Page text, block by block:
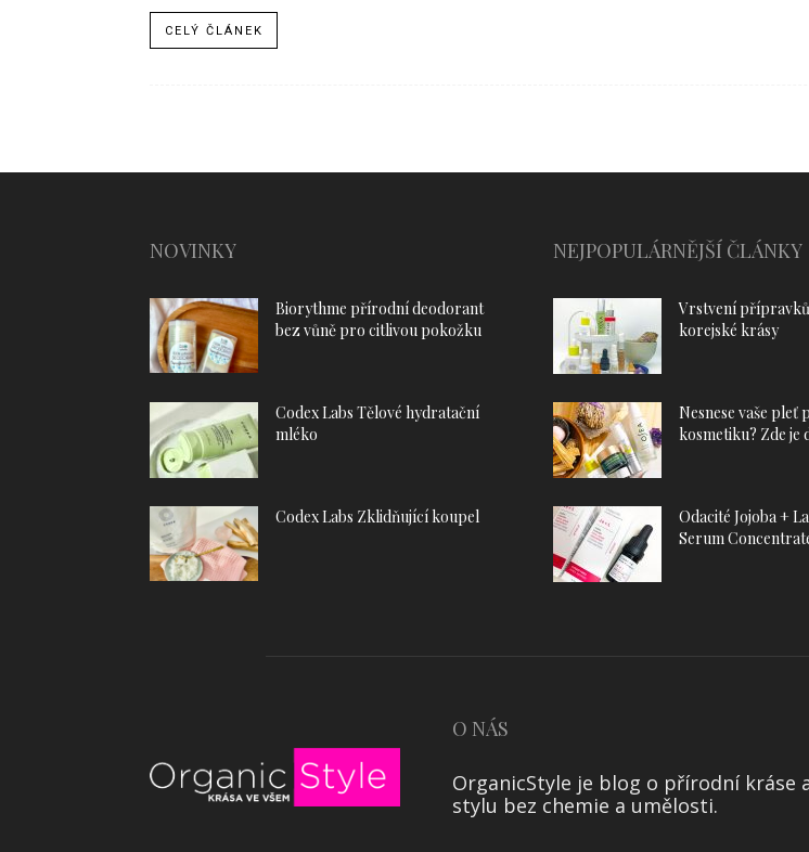
CELÝ ČLÁNEK
NOVINKY
Biorythme přírodní deodorant
bez vůně pro citlivou pokožku
Codex Labs Tělové hydratační
mléko
Codex Labs Zklidňující koupel
NEJPOPULÁRNĚJŠÍ ČLÁNKY
Vrstvení
korejské krásy
Nesnese vaše
kosmetiku? Zde je
Odacité Jojoba +
Serum
O NÁS
OrganicStyle je blog o přírodní kráse
stylu bez chemie a umělosti.